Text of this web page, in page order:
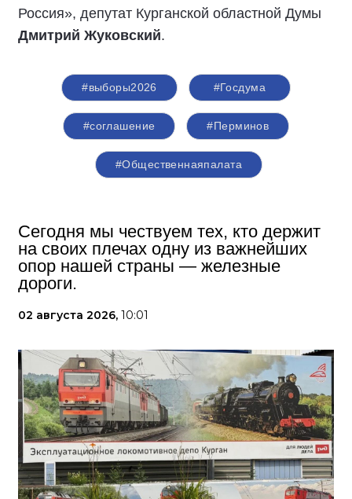
Россия», депутат Курганской областной Думы
Дмитрий Жуковский.
#выборы2026 #Госдума
#соглашение #Перминов
#Общественнаяпалата
Сегодня мы чествуем тех, кто держит
на своих плечах одну из важнейших
опор нашей страны — железные
дороги.
02 августа 2026, 10:01